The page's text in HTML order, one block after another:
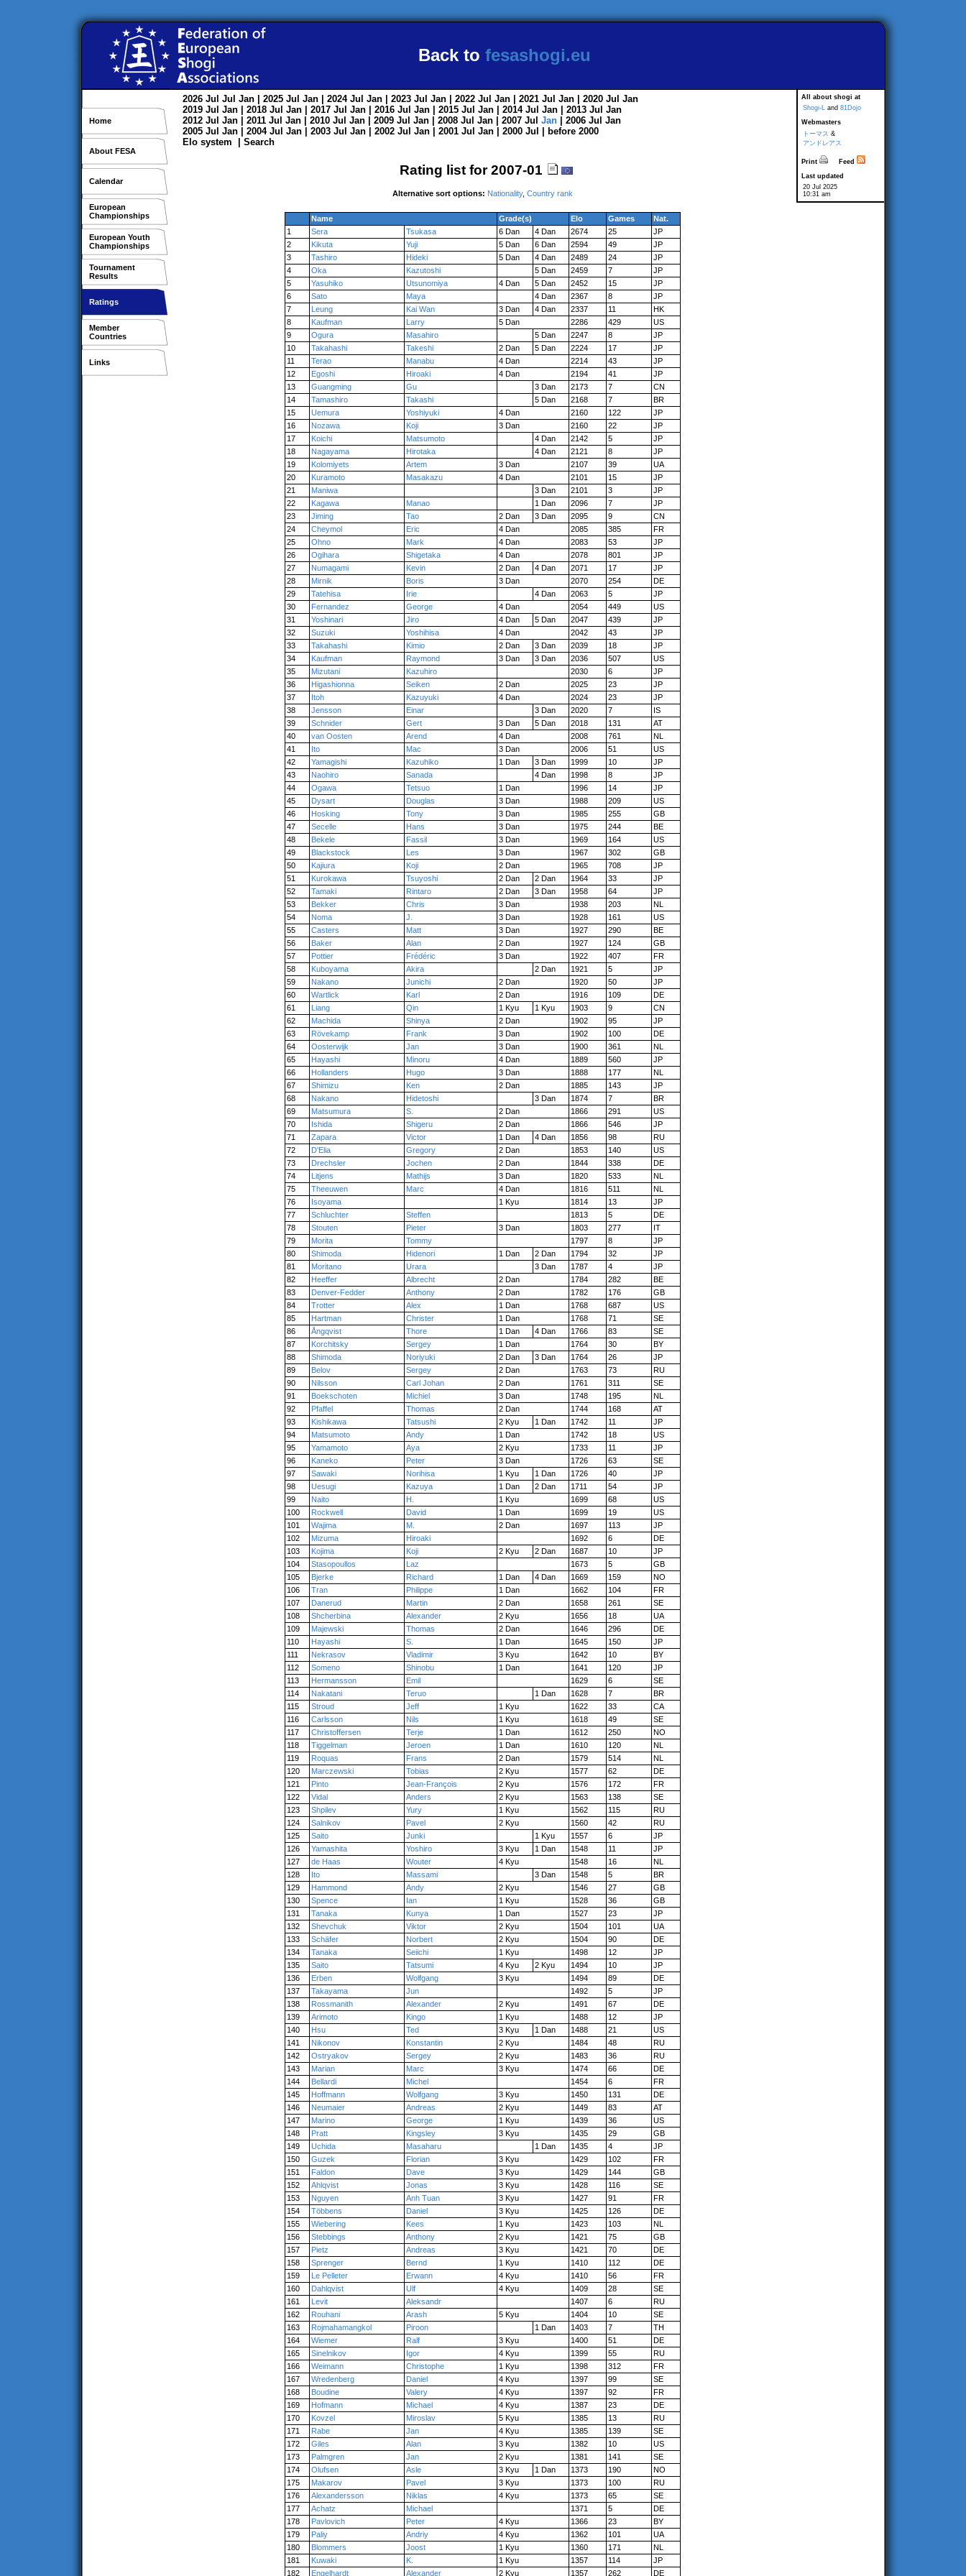
Back to fesashogi.eu
Home
About FESA
Calendar
European
Championships
European Youth
Championships
Tournament
Results
Ratings
Member
Countries
Links
All about shogi at
Shogi-L and 81Dojo
Webmasters
トーマス &
アンドレアス
Print
Feed
Last updated
20 Jul 2025
10:31 am
2026 Jul Jul Jan | 2025 Jul Jan | 2024 Jul Jan | 2023 Jul Jan | 2022 Jul Jan | 2021 Jul Jan | 2020 Jul Jan
2019 Jul Jan | 2018 Jul Jan | 2017 Jul Jan | 2016 Jul Jan | 2015 Jul Jan | 2014 Jul Jan | 2013 Jul Jan
2012 Jul Jan | 2011 Jul Jan | 2010 Jul Jan | 2009 Jul Jan | 2008 Jul Jan | 2007 Jul Jan | 2006 Jul Jan
2005 Jul Jan | 2004 Jul Jan | 2003 Jul Jan | 2002 Jul Jan | 2001 Jul Jan | 2000 Jul
before 2000
Elo system
Search
Rating list for 2007-01
Alternative sort options: Nationality, Country rank
Name Grade(s) Elo Games
Nat.
1
Sera Tsukasa 6 Dan 4 Dan 2674 25
JP
2
Kikuta Yuji 5 Dan 6 Dan 2594 49
JP
3
Tashiro Hideki 5 Dan 4 Dan 2489 24
JP
4
Oka Kazutoshi 5 Dan 2459 7
JP
5
Yasuhiko Utsunomiya 4 Dan 5 Dan 2452 15
JP
6
Sato Maya 4 Dan 2367 8
JP
7
Leung Kai Wan 3 Dan 4 Dan 2337 11
HK
8
Kaufman Larry 5 Dan 2286 429
US
9
Ogura Masahiro 5 Dan 2247 8
JP
10
Takahashi Takeshi 2 Dan 5 Dan 2224 17
JP
11
Terao Manabu 4 Dan 2214 43
JP
12
Egoshi Hiroaki 4 Dan 2194 41
JP
13
Guangming Gu 3 Dan 2173 7
CN
14
Tamashiro Takashi 5 Dan 2168 7
BR
15
Uemura Yoshiyuki 4 Dan 2160 122
JP
16
Nozawa Koji 3 Dan 2160 22
JP
17
Koichi Matsumoto 4 Dan 2142 5
JP
18
Nagayama Hirotaka 4 Dan 2121 8
JP
19
Kolomiyets Artem 3 Dan 2107 39
UA
20
Kuramoto Masakazu 4 Dan 2101 15
JP
21
Maniwa 3 Dan 2101 3
JP
22
Kagawa Manao 1 Dan 2096 7
JP
23
Jiming Tao 2 Dan 3 Dan 2095 9
CN
24
Cheymol Eric 4 Dan 2085 385
FR
25
Ohno Mark 4 Dan 2083 53
JP
26
Ogihara Shigetaka 4 Dan 2078 801
JP
27
Numagami Kevin 2 Dan 4 Dan 2071 17
JP
28
Mirnik Boris 3 Dan 2070 254
DE
29
Tatehisa Irie 4 Dan 2063 5
JP
30
Fernandez George 4 Dan 2054 449
US
31
Yoshinari Jiro 4 Dan 5 Dan 2047 439
JP
32
Suzuki Yoshihisa 4 Dan 2042 43
JP
33
Takahashi Kimio 2 Dan 3 Dan 2039 18
JP
34
Kaufman Raymond 3 Dan 3 Dan 2036 507
US
35
Mizutani Kazuhiro 2030 6
JP
36
Higashionna Seiken 2 Dan 2025 23
JP
37
Itoh Kazuyuki 4 Dan 2024 23
JP
38
Jensson Einar 3 Dan 2020 7
IS
39
Schnider Gert 3 Dan 5 Dan 2018 131
AT
40
van Oosten Arend 4 Dan 2008 761
NL
41
Ito Mac 3 Dan 2006 51
US
42
Yamagishi Kazuhiko 1 Dan 3 Dan 1999 10
JP
43
Naohiro Sanada 4 Dan 1998 8
JP
44
Ogawa Tetsuo 1 Dan 1996 14
JP
45
Dysart Douglas 3 Dan 1988 209
US
46
Hosking Tony 3 Dan 1985 255
GB
47
Secelle Hans 3 Dan 1975 244
BE
48
Bekele Fassil 3 Dan 1969 164
US
49
Blackstock Les 3 Dan 1967 302
GB
50
Kajiura Koji 2 Dan 1965 708
JP
51
Kurokawa Tsuyoshi 2 Dan 2 Dan 1964 33
JP
52
Tamaki Rintaro 2 Dan 3 Dan 1958 64
JP
53
Bekker Chris 3 Dan 1938 203
NL
54
Noma J. 3 Dan 1928 161
US
55
Casters Matt 3 Dan 1927 290
BE
56
Baker Alan 2 Dan 1927 124
GB
57
Pottier Frédéric 3 Dan 1922 407
FR
58
Kuboyama Akira 2 Dan 1921 5
JP
59
Nakano Junichi 2 Dan 1920 50
JP
60
Wartlick Karl 2 Dan 1916 109
DE
61
Liang Qin 1 Kyu 1 Kyu 1903 9
CN
62
Machida Shinya 2 Dan 1902 95
JP
63
Rövekamp Frank 3 Dan 1902 100
DE
64
Oosterwijk Jan 3 Dan 1900 361
NL
65
Hayashi Minoru 4 Dan 1889 560
JP
66
Hollanders Hugo 3 Dan 1888 177
NL
67
Shimizu Ken 2 Dan 1885 143
JP
68
Nakano Hidetoshi 3 Dan 1874 7
BR
69
Matsumura S. 2 Dan 1866 291
US
70
Ishida Shigeru 2 Dan 1866 546
JP
71
Zapara Victor 1 Dan 4 Dan 1856 98
RU
72
D'Elia Gregory 2 Dan 1853 140
US
73
Drechsler Jochen 2 Dan 1844 338
DE
74
Litjens Mathijs 3 Dan 1820 533
NL
75
Theeuwen Marc 4 Dan 1816 511
NL
76
Isoyama 1 Kyu 1814 13
JP
77
Schluchter Steffen 1813 5
DE
78
Stouten Pieter 3 Dan 1803 277
IT
79
Morita Tommy 1797 8
JP
80
Shimoda Hidenori 1 Dan 2 Dan 1794 32
JP
81
Moritano Urara 3 Dan 1787 4
JP
82
Heeffer Albrecht 2 Dan 1784 282
BE
83
Denver-Fedder Anthony 2 Dan 1782 176
GB
84
Trotter Alex 1 Dan 1768 687
US
85
Hartman Christer 1 Dan 1768 71
SE
86
Ångqvist Thore 1 Dan 4 Dan 1766 83
SE
87
Korchitsky Sergey 1 Dan 1764 30
BY
88
Shimoda Noriyuki 2 Dan 3 Dan 1764 26
JP
89
Belov Sergey 2 Dan 1763 73
RU
90
Nilsson Carl Johan 2 Dan 1761 311
SE
91
Boekschoten Michiel 3 Dan 1748 195
NL
92
Pfaffel Thomas 2 Dan 1744 168
AT
93
Kishikawa Tatsushi 2 Kyu 1 Dan 1742 11
JP
94
Matsumoto Andy 1 Dan 1742 18
US
95
Yamamoto Aya 2 Kyu 1733 11
JP
96
Kaneko Peter 3 Dan 1726 63
SE
97
Sawaki Norihisa 1 Kyu 1 Dan 1726 40
JP
98
Uesugi Kazuya 1 Dan 2 Dan 1711 54
JP
99
Naito H. 1 Kyu 1699 68
US
100
Rockwell David 1 Dan 1699 19
US
101
Wajima M. 2 Dan 1697 113
JP
102
Mizuma Hiroaki 1692 6
DE
103
Kojima Koji 2 Kyu 2 Dan 1687 10
JP
104
Stasopoullos Laz 1673 5
GB
105
Bjerke Richard 1 Dan 4 Dan 1669 159
NO
106
Tran Philippe 1 Dan 1662 104
FR
107
Danerud Martin 2 Dan 1658 261
SE
108
Shcherbina Alexander 2 Kyu 1656 18
UA
109
Majewski Thomas 2 Dan 1646 296
DE
110
Hayashi S. 1 Dan 1645 150
JP
111
Nekrasov Vladimir 3 Kyu 1642 10
BY
112
Someno Shinobu 1 Dan 1641 120
JP
113
Hermansson Emil 1629 6
SE
114
Nakatani Teruo 1 Dan 1628 7
BR
115
Stroud Jeff 1 Kyu 1622 33
CA
116
Carlsson Nils 1 Kyu 1618 49
SE
117
Christoffersen Terje 1 Dan 1612 250
NO
118
Tiggelman Jeroen 1 Dan 1610 120
NL
119
Roquas Frans 2 Dan 1579 514
NL
120
Marczewski Tobias 2 Kyu 1577 62
DE
121
Pinto Jean-François 2 Kyu 1576 172
FR
122
Vidal Anders 2 Kyu 1563 138
SE
123
Shpilev Yury 1 Kyu 1562 115
RU
124
Salnikov Pavel 2 Kyu 1560 42
RU
125
Saito Junki 1 Kyu 1557 6
JP
126
Yamashita Yoshiro 3 Kyu 1 Dan 1548 11
JP
127
de Haas Wouter 4 Kyu 1548 16
NL
128
Ito Massami 3 Dan 1548 5
BR
129
Hammond Andy 2 Kyu 1546 27
GB
130
Spence Ian 1 Kyu 1528 36
GB
131
Tanaka Kunya 1 Dan 1527 23
JP
132
Shevchuk Viktor 2 Kyu 1504 101
UA
133
Schäfer Norbert 2 Kyu 1504 90
DE
134
Tanaka Seiichi 1 Kyu 1498 12
JP
135
Saito Tatsumi 4 Kyu 2 Kyu 1494 10
JP
136
Erben Wolfgang 3 Kyu 1494 89
DE
137
Takayama Jun 1492 5
JP
138
Rossmanith Alexander 2 Kyu 1491 67
DE
139
Arimoto Kingo 1 Kyu 1488 12
JP
140
Hsu Ted 3 Kyu 1 Dan 1488 21
US
141
Nikonov Konstantin 2 Kyu 1484 48
RU
142
Ostryakov Sergey 2 Kyu 1483 36
RU
143
Marian Marc 3 Kyu 1474 66
DE
144
Bellardi Michel 1454 6
FR
145
Hoffmann Wolfgang 3 Kyu 1450 131
DE
146
Neumaier Andreas 2 Kyu 1449 83
AT
147
Marino George 1 Kyu 1439 36
US
148
Pratt Kingsley 3 Kyu 1435 29
GB
149
Uchida Masaharu 1 Dan 1435 4
JP
150
Guzek Florian 3 Kyu 1429 102
FR
151
Faldon Dave 3 Kyu 1429 144
GB
152
Ahlqvist Jonas 3 Kyu 1428 116
SE
153
Nguyen Anh Tuan 3 Kyu 1427 91
FR
154
Többens Daniel 3 Kyu 1425 126
DE
155
Wiebering Kees 1 Kyu 1423 103
NL
156
Stebbings Anthony 2 Kyu 1421 75
GB
157
Pietz Andreas 3 Kyu 1421 70
DE
158
Sprenger Bernd 1 Kyu 1410 112
DE
159
Le Pelleter Erwann 4 Kyu 1410 56
FR
160
Dahlqvist Ulf 4 Kyu 1409 28
SE
161
Levit Aleksandr 1407 6
RU
162
Rouhani Arash 5 Kyu 1404 10
SE
163
Rojmahamangkol Piroon 1 Dan 1403 7
TH
164
Wiemer Ralf 3 Kyu 1400 51
DE
165
Sinelnikov Igor 4 Kyu 1399 55
RU
166
Weimann Christophe 1 Kyu 1398 312
FR
167
Wredenberg Daniel 4 Kyu 1397 99
SE
168
Boudine Valery 4 Kyu 1397 92
FR
169
Hofmann Michael 4 Kyu 1387 23
DE
170
Kovzel Miroslav 5 Kyu 1385 13
RU
171
Rabe Jan 4 Kyu 1385 139
SE
172
Giles Alan 3 Kyu 1382 10
US
173
Palmgren Jan 2 Kyu 1381 141
SE
174
Olufsen Asle 3 Kyu 1 Dan 1373 190
NO
175
Makarov Pavel 3 Kyu 1373 100
RU
176
Alexandersson Niklas 4 Kyu 1373 65
SE
177
Achatz Michael 1371 5
DE
178
Pavlovich Peter 4 Kyu 1366 23
BY
179
Paliy Andriy 4 Kyu 1362 101
UA
180
Blommers Joost 1 Kyu 1360 171
NL
181
Kuwaki K. 1 Kyu 1357 114
JP
182
Engelhardt Alexander 2 Kyu 1357 262 DE